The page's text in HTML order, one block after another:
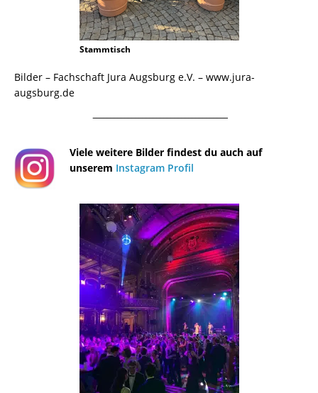
Stammtisch
Bilder – Fachschaft Jura Augsburg e.V. – www.jura-
augsburg.de
¯¯¯¯¯¯¯¯¯¯¯¯¯¯¯¯¯¯¯¯¯¯¯¯¯¯¯¯¯¯¯¯¯¯¯¯¯¯
Viele weitere Bilder findest du auch auf
unserem Instagram Profil